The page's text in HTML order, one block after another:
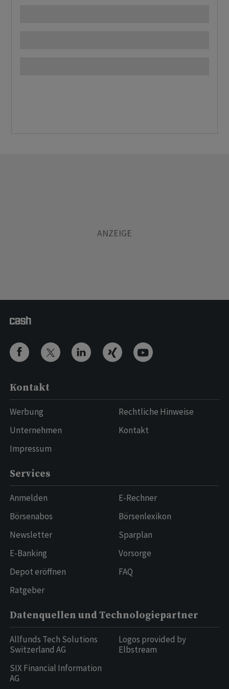
Kontakt
Werbung
Unternehmen
Impressum
Rechtliche Hinweise
Kontakt
Services
Anmelden
Börsenabos
Newsletter
E-Banking
Depot eröffnen
Ratgeber
E-Rechner
Börsenlexikon
Sparplan
Vorsorge
FAQ
Datenquellen und Technologiepartner
Allfunds Tech Solutions
Switzerland AG
SIX Financial Information
AG
Logos provided by
Elbstream